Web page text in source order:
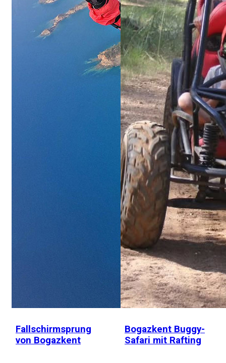
Fallschirmsprung
von Bogazkent
Bogazkent Buggy-
Safari mit Rafting